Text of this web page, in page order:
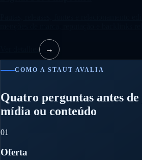
→
COMO A STAUT AVALIA
Quatro perguntas antes
mídia ou conteúdo
01
Oferta